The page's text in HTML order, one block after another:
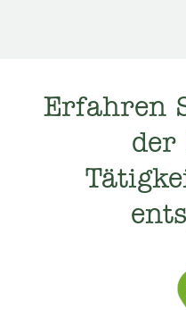
Erfahren
der